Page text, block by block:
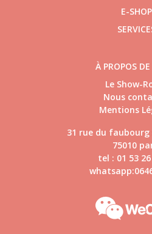
E-SHOP
À PROPOS
Le Show-
Nous
Mentions
31 rue du
75010
tel : 01 53